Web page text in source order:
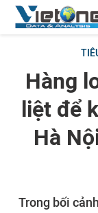
Hàng
liệt để
Hà
Trong bối